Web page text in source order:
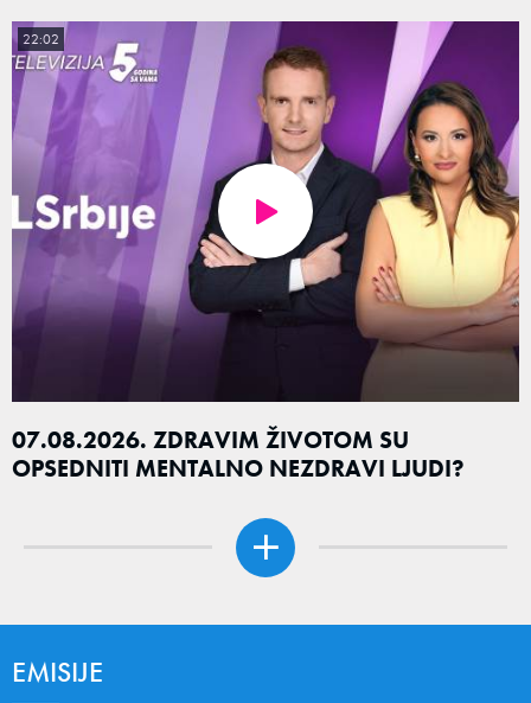
07.08.2026. ZDRAVIM ŽIVOTOM SU
OPSEDNITI MENTALNO NEZDRAVI LJUDI?
22:02
EMISIJE